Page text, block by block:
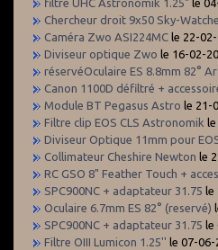
filtre UHC Astronomik 1.25" le
Chercheur droit 9x50 Sky-
Caméra Zwo ASI224MC le 22-
Diviseur optique Zwo le 16-02-
réservéOculaire ES 8.8mm 82° Ar
Canon 1100D défiltré +
Module BT Pegasus Astro le 21-
Filtre clip EOS CLS Astronomik
Diviseur Optique 11mm pour
Collimateur Cheshire Newton le
RC GSO 8" Feather Touch +
SPC900NC + adaptateur 31.75 le
Oculaire 6.7mm ES 82° (reservé)
SPC900NC + adaptateur 31.75 le
Filtre OIII Lumicon 1.25'' le 07-06-